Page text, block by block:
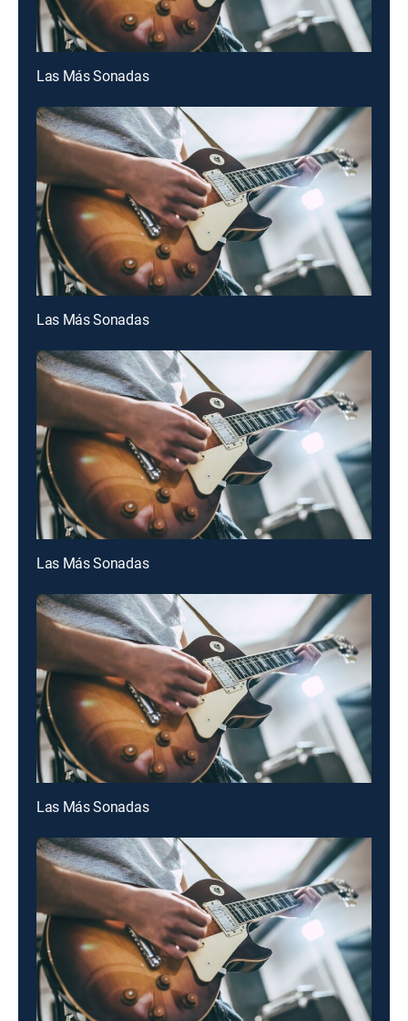
Las Más Sonadas
Las Más Sonadas
Las Más Sonadas
Las Más Sonadas